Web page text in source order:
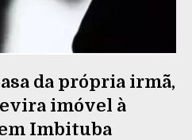
da própria irmã,
imóvel à
Imbituba